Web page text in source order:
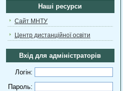
Наші ресурси
Сайт МНТУ
Центр дистанційної освіти
Вхід для адміністраторів
Логін:
Пароль: